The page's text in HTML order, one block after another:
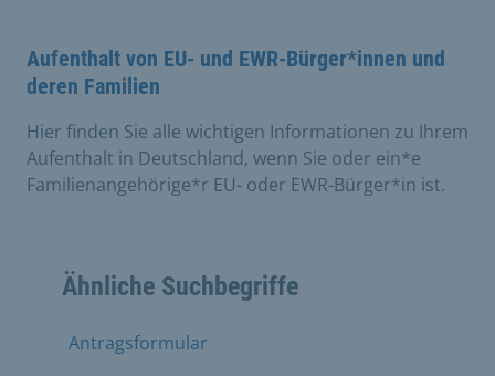
Aufenthalt von EU- und EWR-Bürger*innen und
deren Familien
Hier finden Sie alle wichtigen Informationen zu Ihrem
Aufenthalt in Deutschland, wenn Sie oder ein*e
Familienangehörige*r EU- oder EWR-Bürger*in ist.
Ähnliche Suchbegriffe
Antragsformular